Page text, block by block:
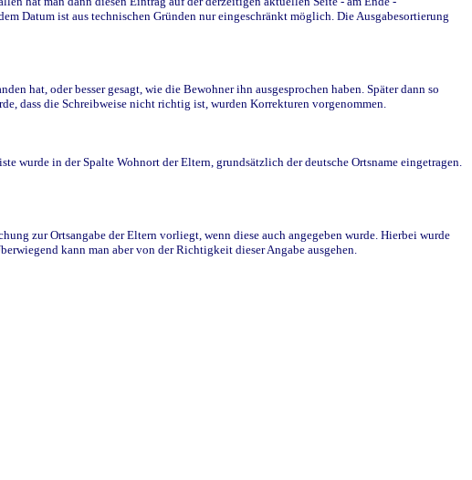
Datum ist aus technischen Gründen nur eingeschränkt möglich. Die Ausgabesortierung
hat, oder besser gesagt, wie die Bewohner ihn ausgesprochen haben. Später dann so
dass die Schreibweise nicht richtig ist, wurden Korrekturen vorgenommen.
wurde in der Spalte Wohnort der Eltern, grundsätzlich der deutsche Ortsname eingetragen.
zur Ortsangabe der Eltern vorliegt, wenn diese auch angegeben wurde. Hierbei wurde
kann man aber von der Richtigkeit dieser Angabe ausgehen.